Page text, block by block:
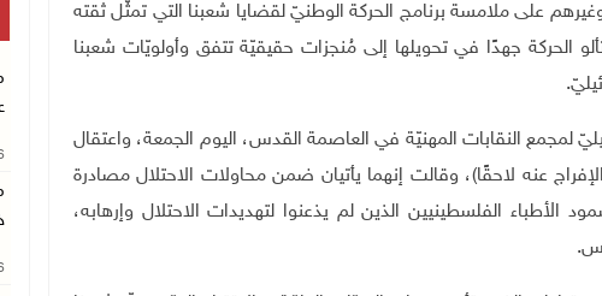
على ملامسة برنامج الحركة الوطنيّ لقضايا شعبنا التي تمثّل ثقته
الحركة جهدًا في تحويلها إلى مُنجزات حقيقيّة تتفق وأولويّات شعبنا
.
لمجمع النقابات المهنيّة في العاصمة القدس، اليوم الجمعة، واعتقال
عنه لاحقًا)، وقالت إنهما يأتيان ضمن محاولات الاحتلال مصادرة
الأطباء الفلسطينيين الذين لم يذعنوا لتهديدات الاحتلال وإرهابه،
.